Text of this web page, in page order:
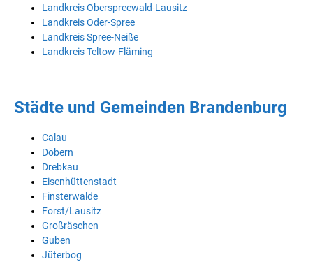
Landkreis Oberspreewald-Lausitz
Landkreis Oder-Spree
Landkreis Spree-Neiße
Landkreis Teltow-Fläming
Städte und Gemeinden Brandenburg
Calau
Döbern
Drebkau
Eisenhüttenstadt
Finsterwalde
Forst/Lausitz
Großräschen
Guben
Jüterbog